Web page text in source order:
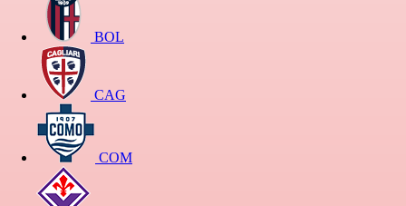
BOL
CAG
COM